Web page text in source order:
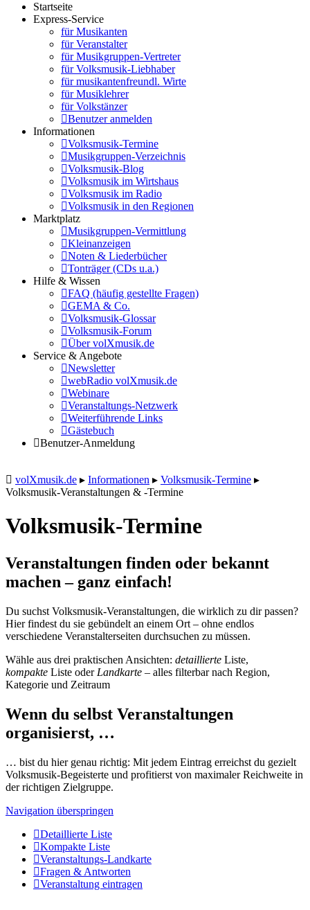
Startseite
Express-Service
für Musikanten
für Veranstalter
für Musikgruppen-Vertreter
für Volksmusik-Liebhaber
für musikantenfreundl. Wirte
für Musiklehrer
für Volkstänzer
Benutzer anmelden
Informationen
Volksmusik-Termine
Musikgruppen-Verzeichnis
Volksmusik-Blog
Volksmusik im Wirtshaus
Volksmusik im Radio
Volksmusik in den Regionen
Marktplatz
Musikgruppen-Vermittlung
Kleinanzeigen
Noten & Liederbücher
Tonträger (CDs u.a.)
Hilfe & Wissen
FAQ (häufig gestellte Fragen)
GEMA & Co.
Volksmusik-Glossar
Volksmusik-Forum
Über volXmusik.de
Service & Angebote
Newsletter
webRadio volXmusik.de
Webinare
Veranstaltungs-Netzwerk
Weiterführende Links
Gästebuch
Benutzer-Anmeldung
volXmusik.de ▸ Informationen ▸ Volksmusik-Termine ▸
Volksmusik-Veranstaltungen & -Termine
Volksmusik-Termine
Veranstaltungen finden oder bekannt
machen – ganz einfach!
Du suchst Volksmusik-Veranstaltungen, die wirklich zu dir passen?
Hier findest du sie gebündelt an einem Ort – ohne endlos
verschiedene Veranstalterseiten durchsuchen zu müssen.
Wähle aus drei praktischen Ansichten: detaillierte Liste,
kompakte Liste oder Landkarte – alles filterbar nach Region,
Kategorie und Zeitraum
Wenn du selbst Veranstaltungen
organisierst, …
… bist du hier genau richtig: Mit jedem Eintrag erreichst du gezielt
Volksmusik-Begeisterte und profitierst von maximaler Reichweite in
der richtigen Zielgruppe.
Navigation überspringen
Detaillierte Liste
Kompakte Liste
Veranstaltungs-Landkarte
Fragen & Antworten
Veranstaltung eintragen